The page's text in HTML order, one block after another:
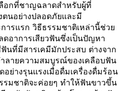
อกที่ชาญฉลาดสำหรับผู้ที่
ตนอย่างปลอดภัยและมี
ารแรก วิธีธรรมชาติเหล่านี้ช่วย
อาการเสียวฟันซึ่งเป็นปัญหา
ที่มีสารเคมีมักประสบ ต่างจาก
ลายความสมบูรณ์ของเคลือบฟัน
อย่างรุนแรงเมื่อดื่มเครื่องดื่มร้อน
รมชาติจะค่อยๆ ทำให้ฟันขาวขึ้น